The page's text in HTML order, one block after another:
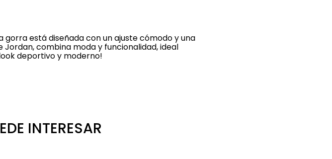
está diseñada con un ajuste cómodo y una
combina moda y funcionalidad, ideal
deportivo y moderno!
INTERESAR